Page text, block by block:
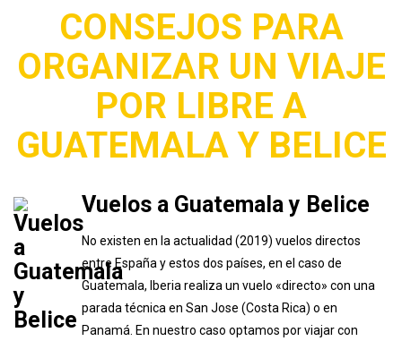
CONSEJOS PARA
ORGANIZAR UN VIAJE
POR LIBRE A
GUATEMALA Y BELICE
Vuelos a Guatemala y Belice
No existen en la actualidad (2019) vuelos directos
entre España y estos dos países, en el caso de
Guatemala, Iberia realiza un vuelo «directo» con una
parada técnica en San Jose (Costa Rica) o en
Panamá. En nuestro caso optamos por viajar con